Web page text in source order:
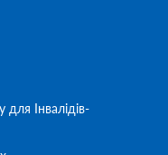
Інвалідів-